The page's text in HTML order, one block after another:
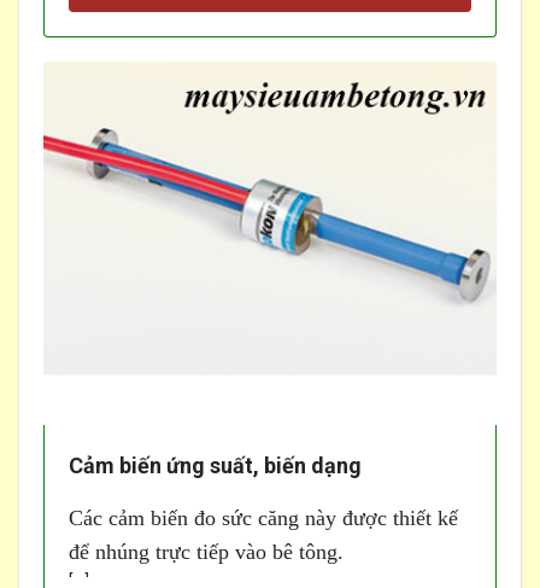
Cảm biến ứng suất, biến dạng
Các cảm biến đo sức căng này được thiết kế
để nhúng trực tiếp vào bê tông.
[...]